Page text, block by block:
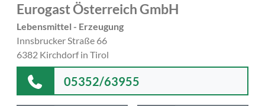
Eurogast Österreich GmbH
Lebensmittel - Erzeugung
Innsbrucker Straße 66
6382 Kirchdorf in Tirol
05352/63955